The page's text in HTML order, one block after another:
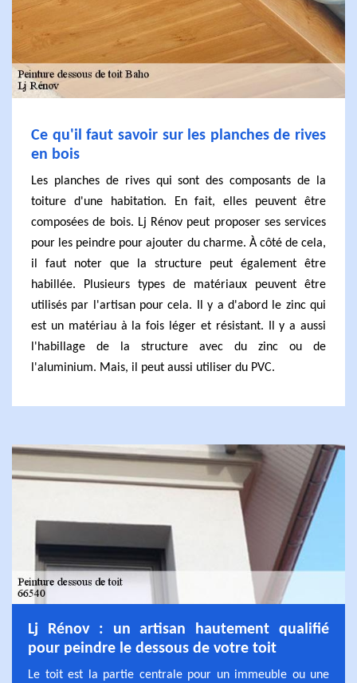
Ce qu'il faut savoir sur les planches de rives
en bois
Les planches de rives qui sont des composants de la
toiture d'une habitation. En fait, elles peuvent être
composées de bois. Lj Rénov peut proposer ses services
pour les peindre pour ajouter du charme. À côté de cela,
il faut noter que la structure peut également être
habillée. Plusieurs types de matériaux peuvent être
utilisés par l'artisan pour cela. Il y a d'abord le zinc qui
est un matériau à la fois léger et résistant. Il y a aussi
l'habillage de la structure avec du zinc ou de
l'aluminium. Mais, il peut aussi utiliser du PVC.
Lj Rénov : un artisan hautement qualifié
pour peindre le dessous de votre toit
Le toit est la partie centrale pour un immeuble ou une